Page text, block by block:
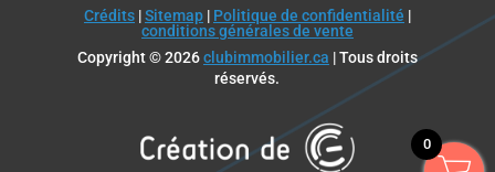
Crédits|Sitemap| Politique de confidentialité |
conditions générales de vente
Copyright © 2026clubimmobilier.ca | Tous droits
réservés.
0